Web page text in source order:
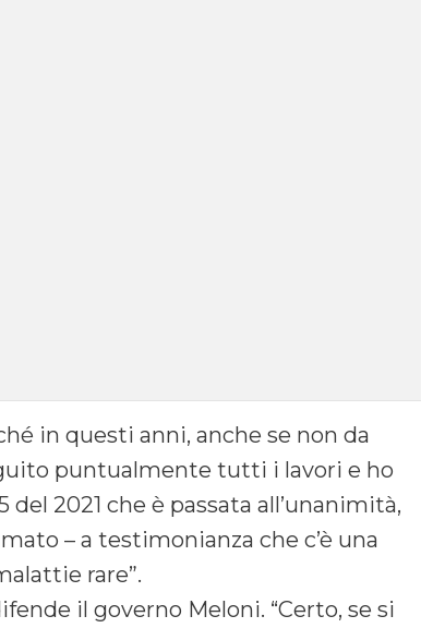
in questi anni, anche se non da
puntualmente tutti i lavori e ho
2021 che è passata all’unanimità,
– a testimonianza che c’è una
rare”.
il governo Meloni. “Certo, se si